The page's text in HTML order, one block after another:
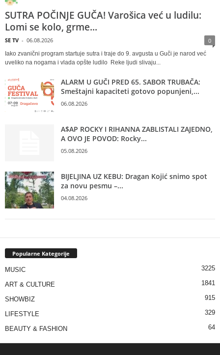
SUTRA POČINJE GUČA! Varošica već u ludilu:
Lomi se kolo, grme...
SE TV - 06.08.2026 0
Iako zvanični program startuje sutra i traje do 9. avgusta u Guči je narod već
uveliko na nogama i vlada opšte ludilo Reke ljudi slivaju...
ALARM U GUČI PRED 65. SABOR TRUBAČA:
Smeštajni kapaciteti gotovo popunjeni,...
06.08.2026
A$AP ROCKY I RIHANNA ZABLISTALI ZAJEDNO,
A OVO JE POVOD: Rocky...
05.08.2026
BIJELJINA UZ KEBU: Dragan Kojić snimo spot
za novu pesmu –...
04.08.2026
Popularne Kategorije
MUSIC 3225
ART & CULTURE 1841
SHOWBIZ 915
LIFESTYLE 329
BEAUTY & FASHION 64